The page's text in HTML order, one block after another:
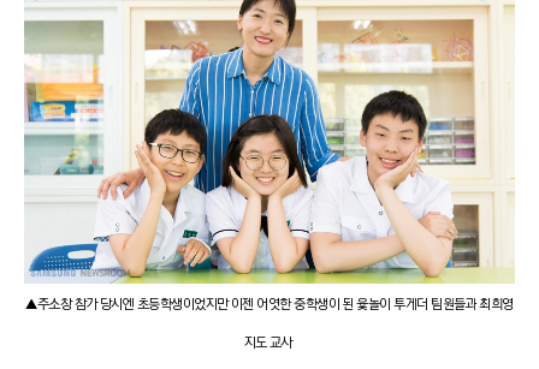
▲주소창 참가 당시엔 초등학생이었지만 이젠 어엿한 중학생이 된 윷놀이 투게더 팀원들과 최희영
지도 교사